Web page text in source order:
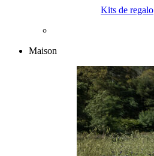
Kits de regalo
Maison